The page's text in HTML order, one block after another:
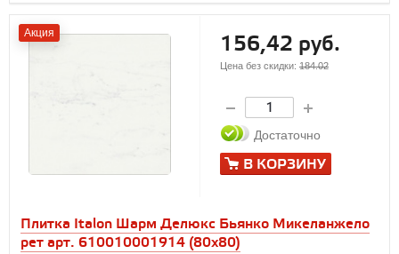
Акция
Плитка Italon Шарм Делюкс Бьянко Микеланжело
рет арт. 610010001914 (80x80)
156,42 руб.
Цена без скидки: 184.02
Достаточно
В КОРЗИНУ